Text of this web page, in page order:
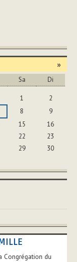
»
Sa Di
1
2
8
9
15
16
22
23
29
30
du